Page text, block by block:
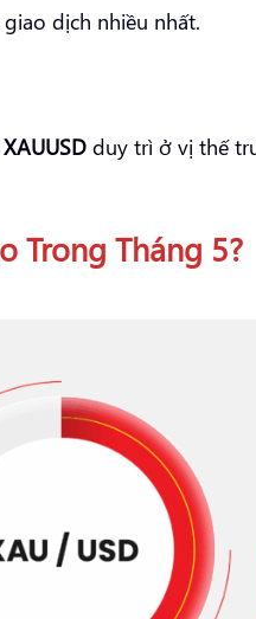
dịch nhiều nhất.
XAUUSD duy trì ở vị thế
Trong Tháng 5?